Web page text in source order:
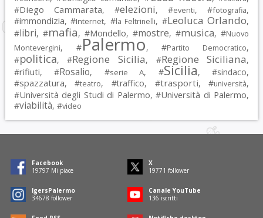
#Diego Cammarata, #elezioni, #eventi, #fotografia,
#immondizia, #Internet, #la Feltrinelli, #Leoluca Orlando,
#libri, #mafia, #Mondello, #mostre, #musica, #Nuovo
Montevergini, #Palermo, #Partito Democratico,
#politica, #Regione Sicilia, #Regione Siciliana,
#rifiuti, #Rosalio, #serie A, #Sicilia, #sindaco,
#spazzatura, #teatro, #traffico, #trasporti, #università,
#Università degli Studi di Palermo, #Università di Palermo,
#viabilità, #video
Facebook
19797 Mi piace
X
19771 follower
IgersPalermo
34678 follower
Canale YouTube
136 iscritti